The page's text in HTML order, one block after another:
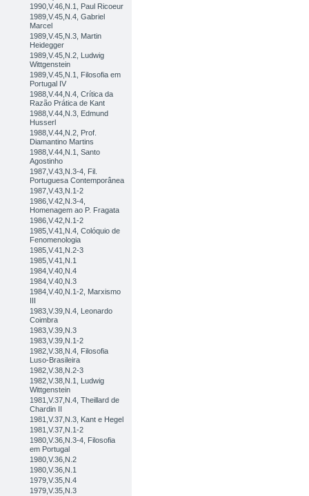
1990,V.46,N.1, Paul Ricoeur
1989,V.45,N.4, Gabriel
Marcel
1989,V.45,N.3, Martin
Heidegger
1989,V.45,N.2, Ludwig
Wittgenstein
1989,V.45,N.1, Filosofia em
Portugal IV
1988,V.44,N.4, Crítica da
Razão Prática de Kant
1988,V.44,N.3, Edmund
Husserl
1988,V.44,N.2, Prof.
Diamantino Martins
1988,V.44,N.1, Santo
Agostinho
1987,V.43,N.3-4, Fil.
Portuguesa Contemporânea
1987,V.43,N.1-2
1986,V.42,N.3-4,
Homenagem ao P. Fragata
1986,V.42,N.1-2
1985,V.41,N.4, Colóquio de
Fenomenologia
1985,V.41,N.2-3
1985,V.41,N.1
1984,V.40,N.4
1984,V.40,N.3
1984,V.40,N.1-2, Marxismo
III
1983,V.39,N.4, Leonardo
Coimbra
1983,V.39,N.3
1983,V.39,N.1-2
1982,V.38,N.4, Filosofia
Luso-Brasileira
1982,V.38,N.2-3
1982,V.38,N.1, Ludwig
Wittgenstein
1981,V.37,N.4, Theillard de
Chardin II
1981,V.37,N.3, Kant e Hegel
1981,V.37,N.1-2
1980,V.36,N.3-4, Filosofia
em Portugal
1980,V.36,N.2
1980,V.36,N.1
1979,V.35,N.4
1979,V.35,N.3